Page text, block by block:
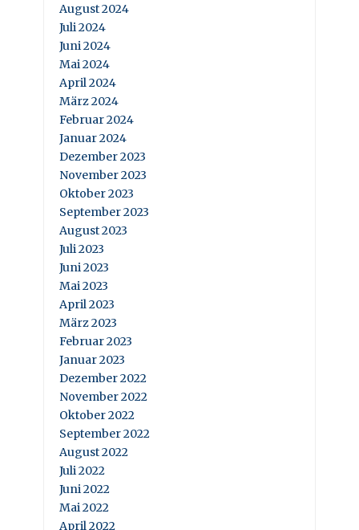
August 2024
Juli 2024
Juni 2024
Mai 2024
April 2024
März 2024
Februar 2024
Januar 2024
Dezember 2023
November 2023
Oktober 2023
September 2023
August 2023
Juli 2023
Juni 2023
Mai 2023
April 2023
März 2023
Februar 2023
Januar 2023
Dezember 2022
November 2022
Oktober 2022
September 2022
August 2022
Juli 2022
Juni 2022
Mai 2022
April 2022